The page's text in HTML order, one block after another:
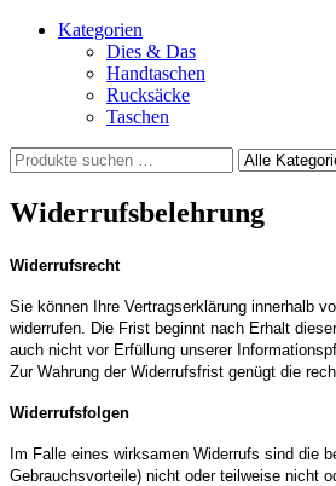
Kategorien
Dies & Das
Handtaschen
Rucksäcke
Taschen
Widerrufsbelehrung
Widerrufsrecht
Sie können Ihre Vertragserklärung innerhalb
widerrufen. Die Frist beginnt nach Erhalt
auch nicht vor Erfüllung unserer
Zur Wahrung der Widerrufsfrist genügt die
Widerrufsfolgen
Im Falle eines wirksamen Widerrufs sind die
Gebrauchsvorteile) nicht oder teilweise nicht